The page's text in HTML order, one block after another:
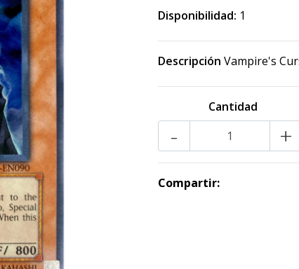
Disponibilidad: 1
Descripción Vampire's
Cantidad
+
-
Compartir: